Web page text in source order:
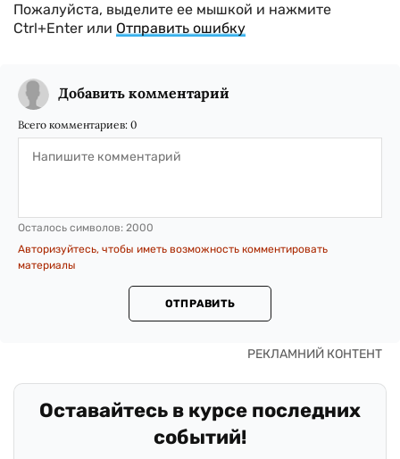
Пожалуйста, выделите ее мышкой и нажмите
Ctrl+Enter или Отправить ошибку
Добавить комментарий
Всего комментариев: 0
Осталось символов: 2000
Авторизуйтесь, чтобы иметь возможность комментировать
материалы
ОТПРАВИТЬ
Оставайтесь в курсе последних
событий!